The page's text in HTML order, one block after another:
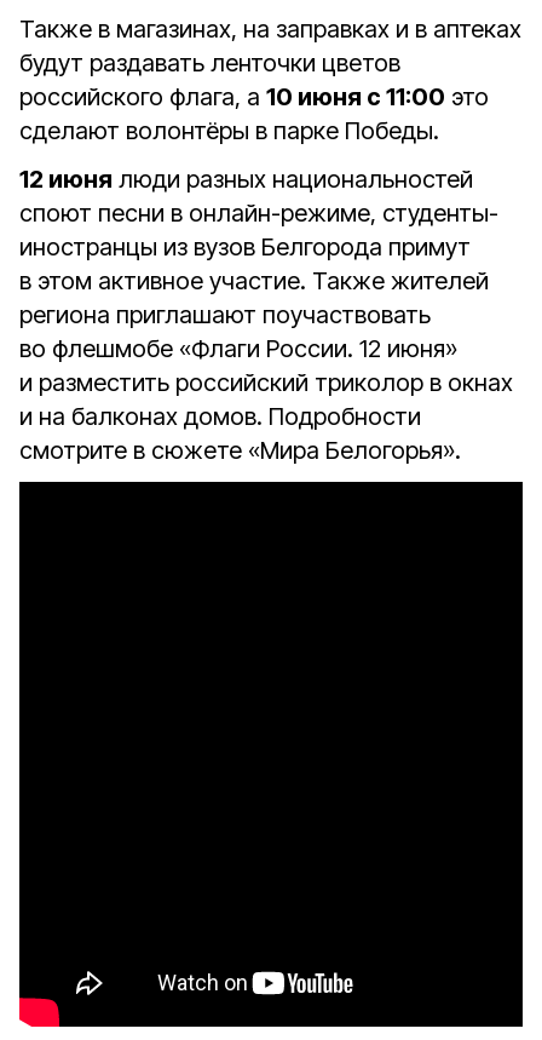
Также в магазинах, на заправках и в аптеках
будут раздавать ленточки цветов
российского флага, а 10 июня с 11:00 это
сделают волонтёры в парке Победы.
12 июня люди разных национальностей
споют песни в онлайн-режиме, студенты-
иностранцы из вузов Белгорода примут
в этом активное участие. Также жителей
региона приглашают поучаствовать
во флешмобе «Флаги России. 12 июня»
и разместить российский триколор в окнах
и на балконах домов. Подробности
смотрите в сюжете «Мира Белогорья».